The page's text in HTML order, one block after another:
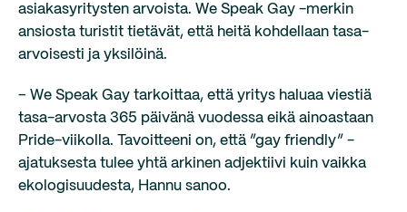
asiakasyritysten arvoista. We Speak Gay -merkin
ansiosta turistit tietävät, että heitä kohdellaan tasa-
arvoisesti ja yksilöinä.
– We Speak Gay tarkoittaa, että yritys haluaa viestiä
tasa-arvosta 365 päivänä vuodessa eikä ainoastaan
Pride-viikolla. Tavoitteeni on, että ”gay friendly” -
ajatuksesta tulee yhtä arkinen adjektiivi kuin vaikka
ekologisuudesta, Hannu sanoo.